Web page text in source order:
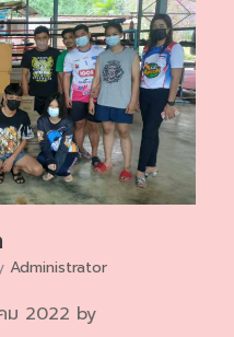
Administrator
ม 2022 by